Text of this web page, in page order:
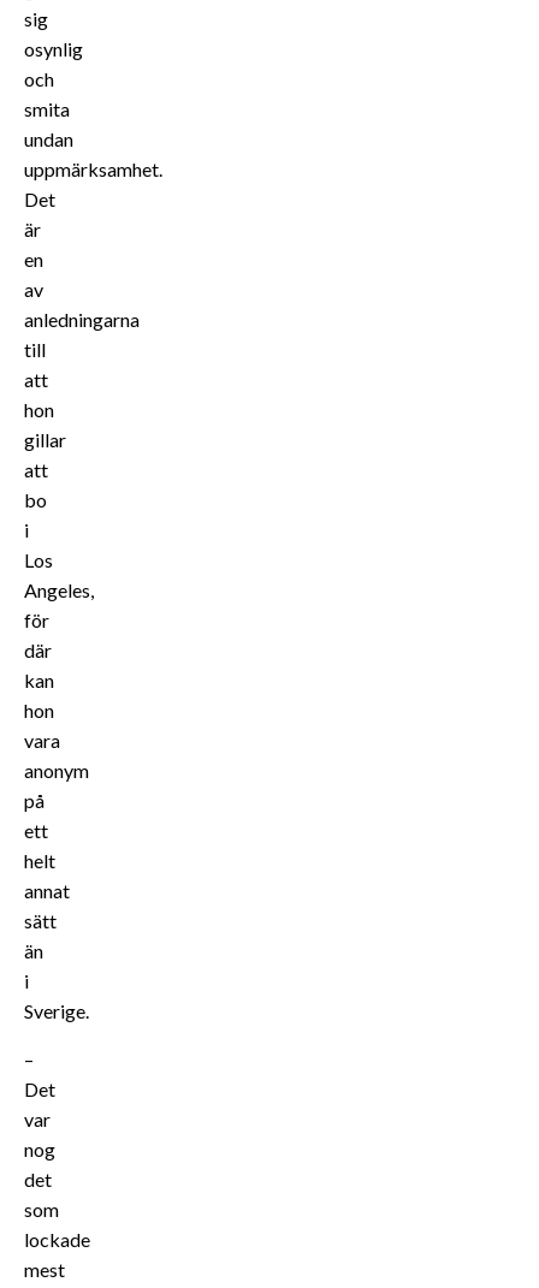
sig
osynlig
och
smita
undan
uppmärksamhet.
Det
är
en
av
anledningarna
till
att
hon
gillar
att
bo
i
Los
Angeles,
för
där
kan
hon
vara
anonym
på
ett
helt
annat
sätt
än
i
Sverige.
–
Det
var
nog
det
som
lockade
mest